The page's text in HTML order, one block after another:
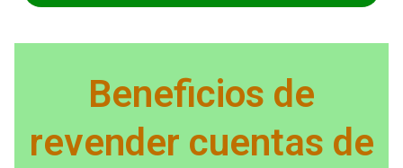
Beneficios de
revender cuentas de